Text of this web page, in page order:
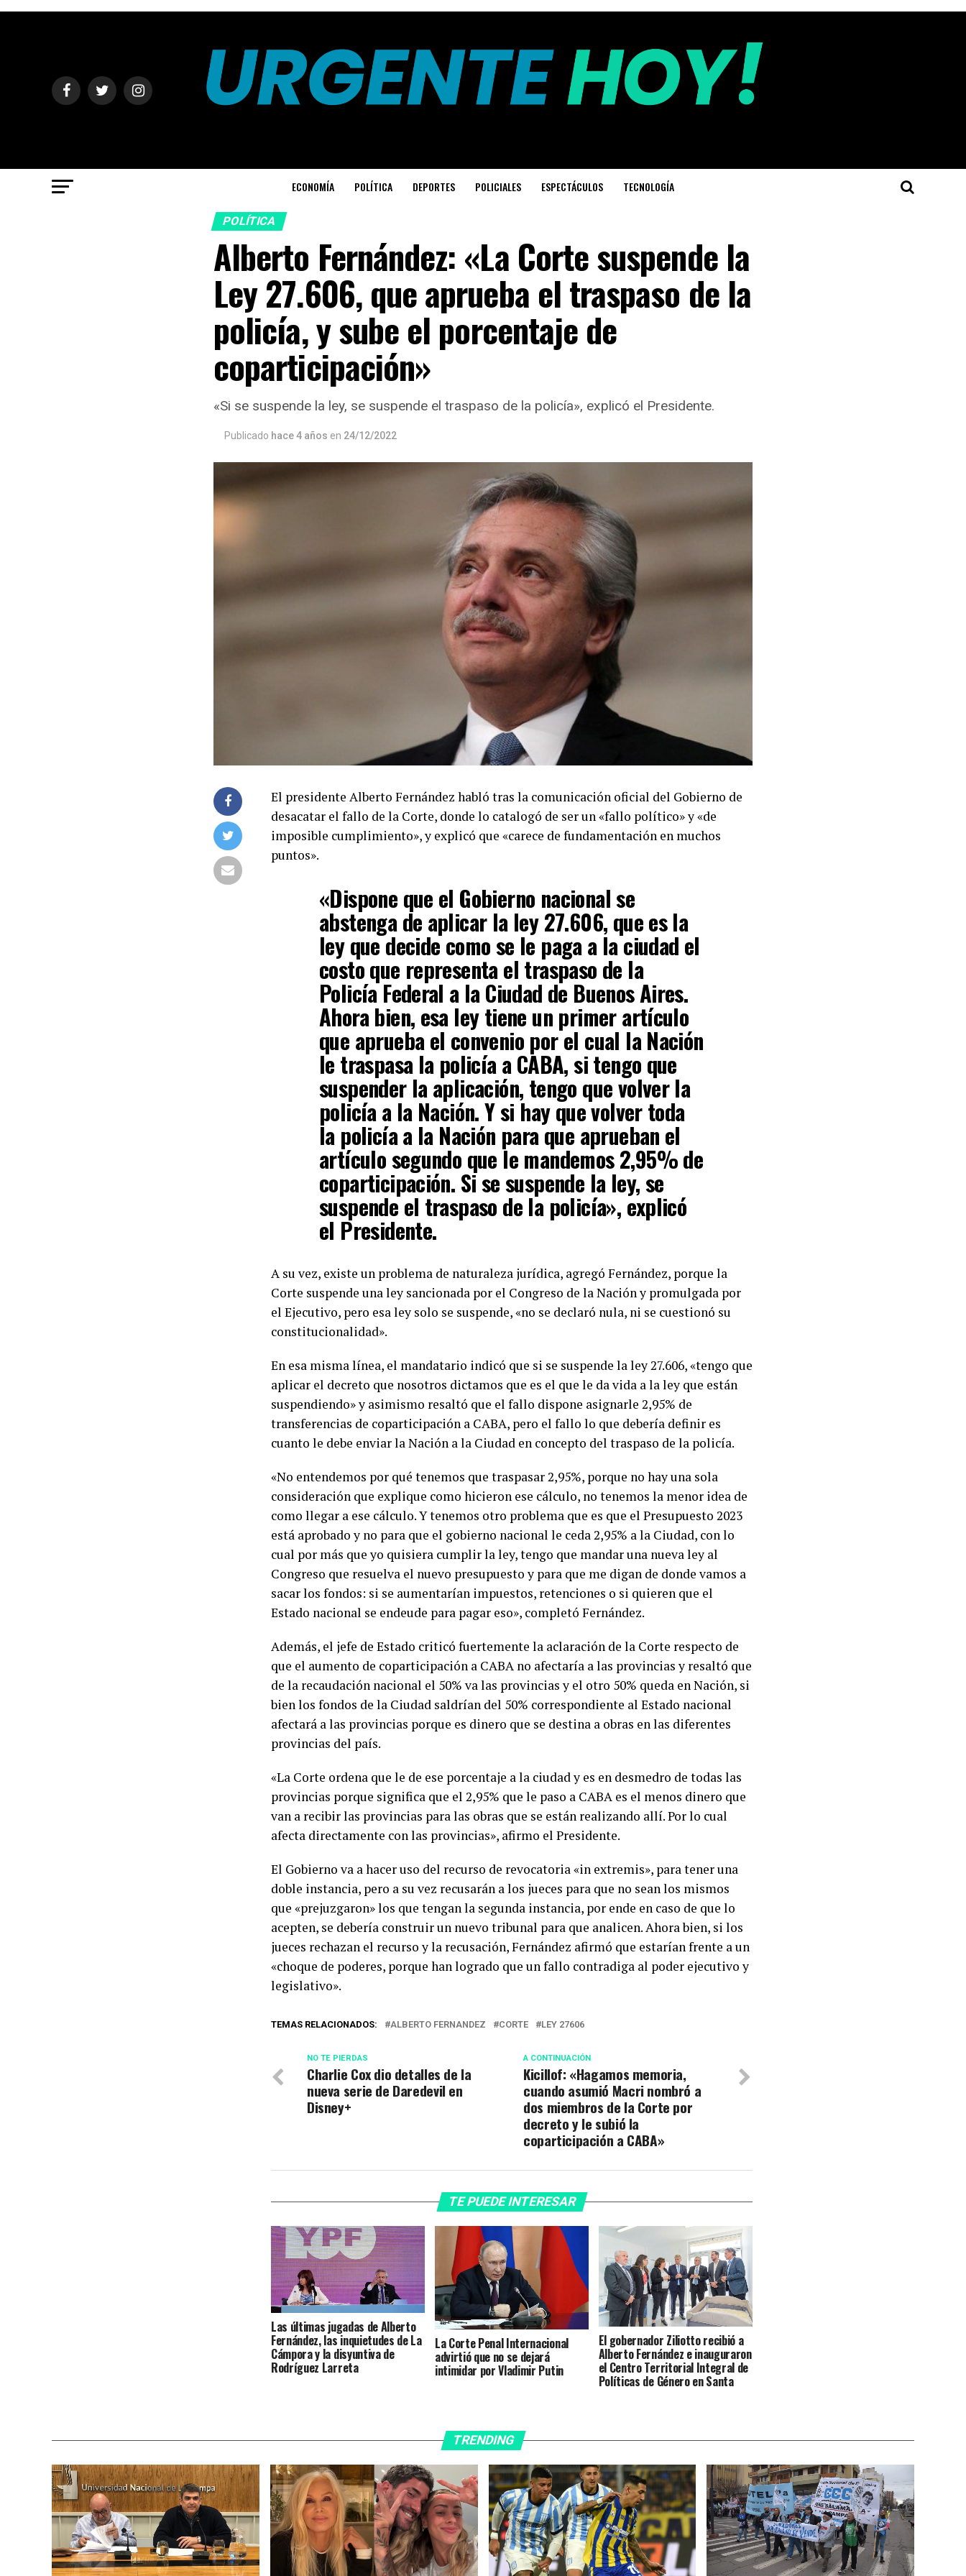
ECONOMÍA POLÍTICA DEPORTES POLICIALES ESPECTÁCULOS TECNOLOGÍA
POLÍTICA
Alberto Fernández: «La Corte suspende la
Ley 27.606, que aprueba el traspaso de la
policía, y sube el porcentaje de
coparticipación»
«Si se suspende la ley, se suspende el traspaso de la policía», explicó el Presidente.
Publicado hace 4 años en 24/12/2022
El presidente Alberto Fernández habló tras la comunicación oficial del Gobierno de
desacatar el fallo de la Corte, donde lo catalogó de ser un «fallo político» y «de
imposible cumplimiento», y explicó que «carece de fundamentación en muchos
puntos».
«Dispone que el Gobierno nacional se
abstenga de aplicar la ley 27.606, que es la
ley que decide como se le paga a la ciudad el
costo que representa el traspaso de la
Policía Federal a la Ciudad de Buenos Aires.
Ahora bien, esa ley tiene un primer artículo
que aprueba el convenio por el cual la Nación
le traspasa la policía a CABA, si tengo que
suspender la aplicación, tengo que volver la
policía a la Nación. Y si hay que volver toda
la policía a la Nación para que aprueban el
artículo segundo que le mandemos 2,95% de
coparticipación. Si se suspende la ley, se
suspende el traspaso de la policía», explicó
el Presidente.
A su vez, existe un problema de naturaleza jurídica, agregó Fernández, porque la
Corte suspende una ley sancionada por el Congreso de la Nación y promulgada por
el Ejecutivo, pero esa ley solo se suspende, «no se declaró nula, ni se cuestionó su
constitucionalidad».
En esa misma línea, el mandatario indicó que si se suspende la ley 27.606, «tengo que
aplicar el decreto que nosotros dictamos que es el que le da vida a la ley que están
suspendiendo» y asimismo resaltó que el fallo dispone asignarle 2,95% de
transferencias de coparticipación a CABA, pero el fallo lo que debería definir es
cuanto le debe enviar la Nación a la Ciudad en concepto del traspaso de la policía.
«No entendemos por qué tenemos que traspasar 2,95%, porque no hay una sola
consideración que explique como hicieron ese cálculo, no tenemos la menor idea de
como llegar a ese cálculo. Y tenemos otro problema que es que el Presupuesto 2023
está aprobado y no para que el gobierno nacional le ceda 2,95% a la Ciudad, con lo
cual por más que yo quisiera cumplir la ley, tengo que mandar una nueva ley al
Congreso que resuelva el nuevo presupuesto y para que me digan de donde vamos a
sacar los fondos: si se aumentarían impuestos, retenciones o si quieren que el
Estado nacional se endeude para pagar eso», completó Fernández.
Además, el jefe de Estado criticó fuertemente la aclaración de la Corte respecto de
que el aumento de coparticipación a CABA no afectaría a las provincias y resaltó que
de la recaudación nacional el 50% va las provincias y el otro 50% queda en Nación, si
bien los fondos de la Ciudad saldrían del 50% correspondiente al Estado nacional
afectará a las provincias porque es dinero que se destina a obras en las diferentes
provincias del país.
«La Corte ordena que le de ese porcentaje a la ciudad y es en desmedro de todas las
provincias porque significa que el 2,95% que le paso a CABA es el menos dinero que
van a recibir las provincias para las obras que se están realizando allí. Por lo cual
afecta directamente con las provincias», afirmo el Presidente.
El Gobierno va a hacer uso del recurso de revocatoria «in extremis», para tener una
doble instancia, pero a su vez recusarán a los jueces para que no sean los mismos
que «prejuzgaron» los que tengan la segunda instancia, por ende en caso de que lo
acepten, se debería construir un nuevo tribunal para que analicen. Ahora bien, si los
jueces rechazan el recurso y la recusación, Fernández afirmó que estarían frente a un
«choque de poderes, porque han logrado que un fallo contradiga al poder ejecutivo y
legislativo».
TEMAS RELACIONADOS: ALBERTO FERNANDEZ CORTE LEY 27606
A CONTINUACIÓN
Kicillof: «Hagamos memoria,
cuando asumió Macri nombró a
dos miembros de la Corte por
decreto y le subió la
coparticipación a CABA»
NO TE PIERDAS
Charlie Cox dio detalles de la
nueva serie de Daredevil en
Disney+
TE PUEDE INTERESAR
Las últimas jugadas de Alberto
Fernández, las inquietudes de La
Cámpora y la disyuntiva de
Rodríguez Larreta
La Corte Penal Internacional
advirtió que no se dejará
intimidar por Vladimir Putin
El gobernador Ziliotto recibió a
Alberto Fernández e inauguraron
el Centro Territorial Integral de
Políticas de Género en Santa
TRENDING